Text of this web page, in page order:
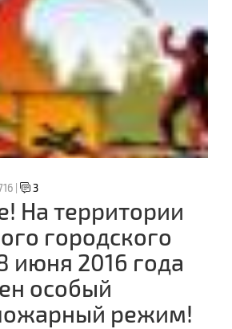
| 3
На территории
городского
июня 2016 года
особый
режим!